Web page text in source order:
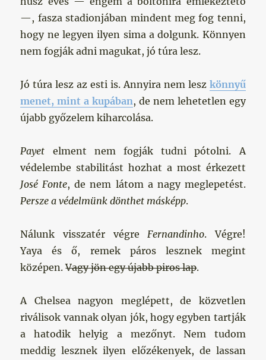
—, fasza stadionjában mindent meg fog tenni,
hogy ne legyen ilyen sima a dolgunk. Könnyen
nem fogják adni magukat, jó túra lesz.
Jó túra lesz az esti is. Annyira nem lesz könnyű
menet, mint a kupában, de nem lehetetlen egy
újabb győzelem kiharcolása.
Payet elment nem fogják tudni pótolni. A
védelembe stabilitást hozhat a most érkezett
José Fonte, de nem látom a nagy meglepetést.
Persze a védelmünk dönthet másképp.
Nálunk visszatér végre Fernandinho. Végre!
Yaya és ő, remek páros lesznek megint
középen.Vagy jön egy újabb piros lap.
A Chelsea nagyon meglépett, de közvetlen
riválisok vannak olyan jók, hogy egyben tartják
a hatodik helyig a mezőnyt. Nem tudom
meddig lesznek ilyen előzékenyek, de lassan